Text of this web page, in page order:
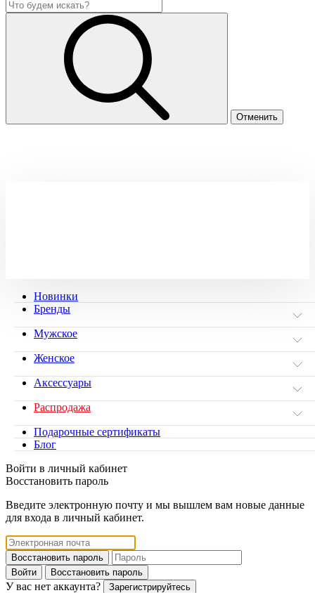
Новинки
Бренды
Мужское
Женское
Аксессуары
Распродажа
Подарочные сертификаты
Блог
Войти в личный кабинет
Восстановить пароль
Введите электронную почту и мы вышлем вам новые данные
для входа в личный кабинет.
Восстановить пароль
Войти
Восстановить пароль
У вас нет аккаунта?
Зарегистрируйтесь